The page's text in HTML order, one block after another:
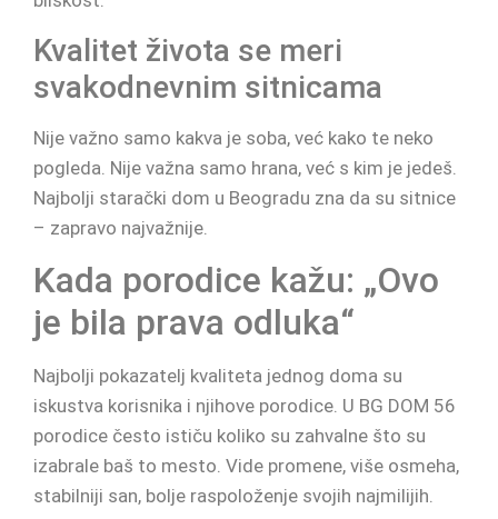
Kvalitet života se meri
svakodnevnim sitnicama
Nije važno samo kakva je soba, već kako te neko
pogleda. Nije važna samo hrana, već s kim je jedeš.
Najbolji starački dom u Beogradu zna da su sitnice
– zapravo najvažnije.
Kada porodice kažu: „Ovo
je bila prava odluka“
Najbolji pokazatelj kvaliteta jednog doma su
iskustva korisnika i njihove porodice. U BG DOM 56
porodice često ističu koliko su zahvalne što su
izabrale baš to mesto. Vide promene, više osmeha,
stabilniji san, bolje raspoloženje svojih najmilijih.